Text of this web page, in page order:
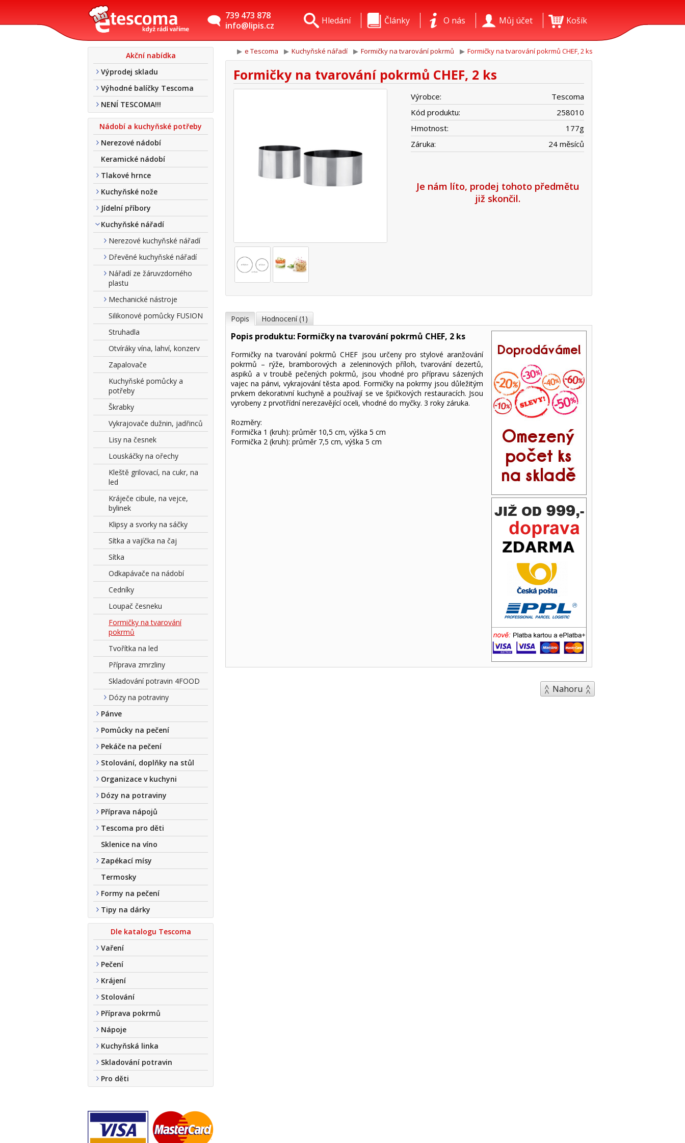
739 473 878
info@lipis.cz
Košík
Můj účet
O nás
Články
Hledání
Akční nabídka
Výprodej skladu
Výhodné balíčky Tescoma
NENÍ TESCOMA!!!
Nádobí a kuchyňské potřeby
Nerezové nádobí
Keramické nádobí
Tlakové hrnce
Kuchyňské nože
Jídelní příbory
Kuchyňské nářadí
Nerezové kuchyňské nářadí
Dřevěné kuchyňské nářadí
Nářadí ze žáruvzdorného
plastu
Mechanické nástroje
Silikonové pomůcky FUSION
Struhadla
Otvíráky vína, lahví, konzerv
Zapalovače
Kuchyňské pomůcky a
potřeby
Škrabky
Vykrajovače dužnin, jadřinců
Lisy na česnek
Louskáčky na ořechy
Kleště grilovací, na cukr, na
led
Kráječe cibule, na vejce,
bylinek
Klipsy a svorky na sáčky
Sítka a vajíčka na čaj
Sítka
Odkapávače na nádobí
Cedníky
Loupač česneku
Formičky na tvarování
pokrmů
Tvořítka na led
Příprava zmrzliny
Skladování potravin 4FOOD
Dózy na potraviny
Pánve
Pomůcky na pečení
Pekáče na pečení
Stolování, doplňky na stůl
Organizace v kuchyni
Dózy na potraviny
Příprava nápojů
Tescoma pro děti
Sklenice na víno
Zapékací mísy
Termosky
Formy na pečení
Tipy na dárky
Dle katalogu Tescoma
Vaření
Pečení
Krájení
Stolování
Příprava pokrmů
Nápoje
Kuchyňská linka
Skladování potravin
Pro děti
e Tescoma Kuchyňské nářadí Formičky na tvarování pokrmů Formičky na tvarování pokrmů CHEF, 2 ks
Formičky na tvarování pokrmů CHEF, 2 ks
Výrobce:
Tescoma
Kód produktu:
258010
Hmotnost:
177g
Záruka:
24 měsíců
Je nám líto, prodej tohoto předmětu
již skončil.
Popis Hodnocení (1)
Popis produktu: Formičky na tvarování pokrmů CHEF, 2 ks
Formičky na tvarování pokrmů CHEF jsou určeny pro stylové aranžování
pokrmů – rýže, bramborových a zeleninových příloh, tvarování dezertů,
aspiků a v troubě pečených pokrmů, jsou vhodné pro přípravu sázených
vajec na pánvi, vykrajování těsta apod. Formičky na pokrmy jsou důležitým
prvkem dekorativní kuchyně a používají se ve špičkových restauracích. Jsou
vyrobeny z prvotřídní nerezavějící oceli, vhodné do myčky. 3 roky záruka.
Rozměry:
Formička 1 (kruh): průměr 10,5 cm, výška 5 cm
Formička 2 (kruh): průměr 7,5 cm, výška 5 cm
Nahoru